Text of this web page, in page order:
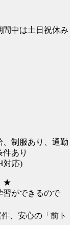
中は土日祝休み
、制服あり、通勤
あり
対応)
★
習ができるので
、安心の「前ト